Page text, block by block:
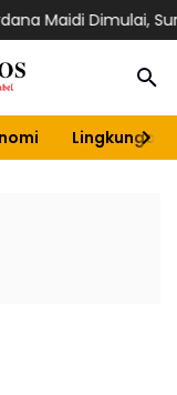
Dimulai,
Lingkungan